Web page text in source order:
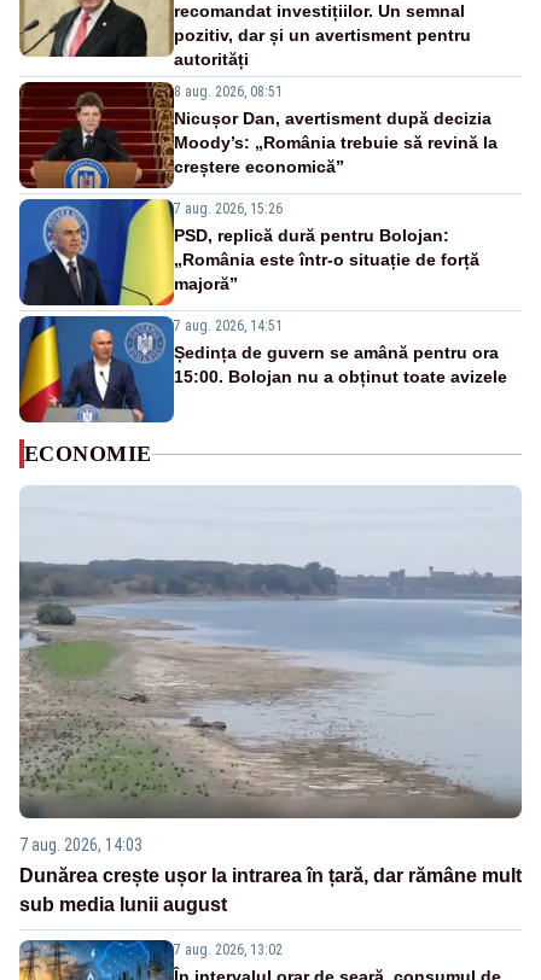
recomandat investițiilor. Un semnal
pozitiv, dar și un avertisment pentru
autorități
8 aug. 2026, 08:51
Nicușor Dan, avertisment după decizia
Moody’s: „România trebuie să revină la
creștere economică”
7 aug. 2026, 15:26
PSD, replică dură pentru Bolojan:
„România este într-o situație de forță
majoră”
7 aug. 2026, 14:51
Ședința de guvern se amână pentru ora
15:00. Bolojan nu a obținut toate avizele
ECONOMIE
7 aug. 2026, 14:03
Dunărea crește ușor la intrarea în țară, dar rămâne mult
sub media lunii august
7 aug. 2026, 13:02
În intervalul orar de seară, consumul de